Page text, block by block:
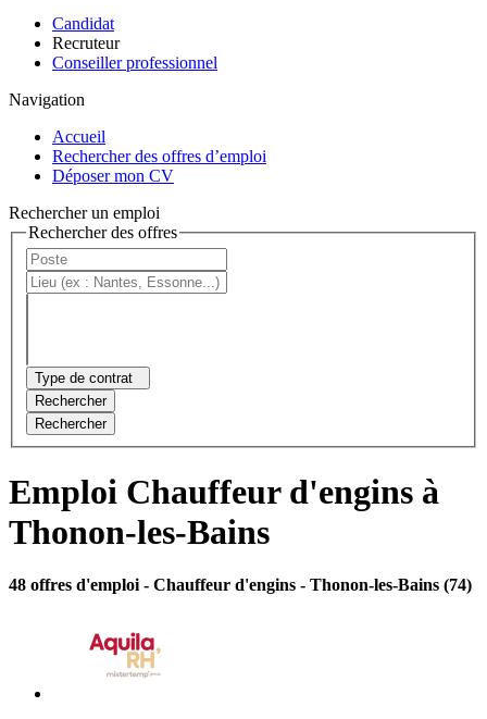
Candidat
Recruteur
Conseiller professionnel
Navigation
Accueil
Rechercher des offres d’emploi
Déposer mon CV
Rechercher un emploi
Rechercher des offres
Type de contrat
Rechercher
Rechercher
Emploi Chauffeur d'engins à
Thonon-les-Bains
48 offres d'emploi - Chauffeur d'engins - Thonon-les-Bains (74)